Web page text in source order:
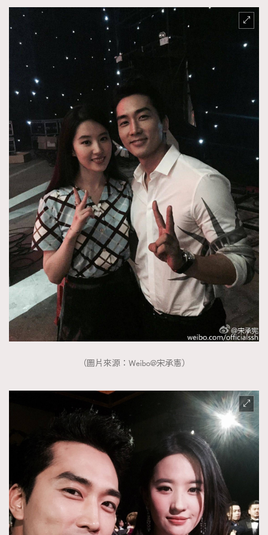
TRENDING
（圖片來源：Weibo@宋承憲）